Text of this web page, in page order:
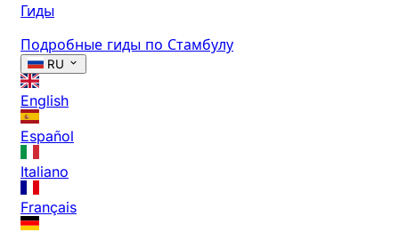
Гиды
Подробные гиды по Стамбулу
RU
English
Español
Italiano
Français